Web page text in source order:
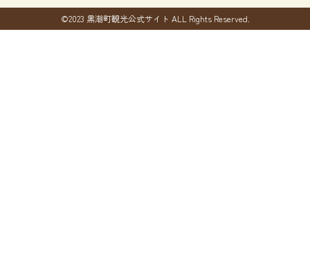
©2023 黒潮町観光公式サイト ALL Rights Reserved.